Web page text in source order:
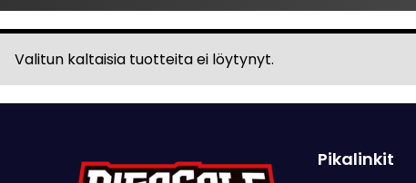
Valitun kaltaisia tuotteita ei löytynyt.
Pikalinkit